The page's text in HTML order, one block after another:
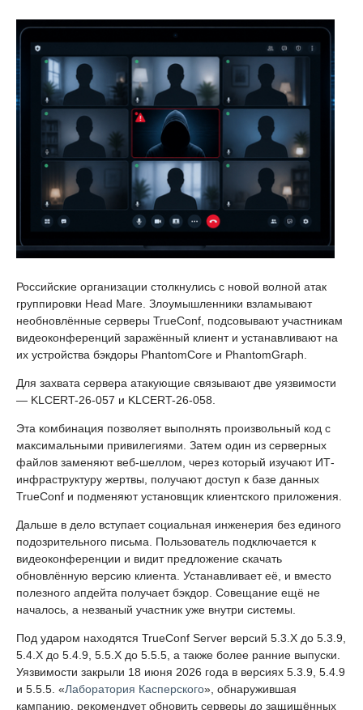
Российские организации столкнулись с новой волной атак
группировки Head Mare. Злоумышленники взламывают
необновлённые серверы TrueConf, подсовывают участникам
видеоконференций заражённый клиент и устанавливают на
их устройства бэкдоры PhantomCore и PhantomGraph.
Для захвата сервера атакующие связывают две уязвимости
— KLCERT-26-057 и KLCERT-26-058.
Эта комбинация позволяет выполнять произвольный код с
максимальными привилегиями. Затем один из серверных
файлов заменяют веб-шеллом, через который изучают ИТ-
инфраструктуру жертвы, получают доступ к базе данных
TrueConf и подменяют установщик клиентского приложения.
Дальше в дело вступает социальная инженерия без единого
подозрительного письма. Пользователь подключается к
видеоконференции и видит предложение скачать
обновлённую версию клиента. Устанавливает её, и вместо
полезного апдейта получает бэкдор. Совещание ещё не
началось, а незваный участник уже внутри системы.
Под ударом находятся TrueConf Server версий 5.3.X до 5.3.9,
5.4.X до 5.4.9, 5.5.X до 5.5.5, а также более ранние выпуски.
Уязвимости закрыли 18 июня 2026 года в версиях 5.3.9, 5.4.9
и 5.5.5. «Лаборатория Касперского», обнаружившая
кампанию, рекомендует обновить серверы до защищённых